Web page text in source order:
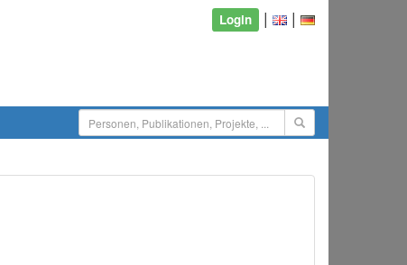
Login | |